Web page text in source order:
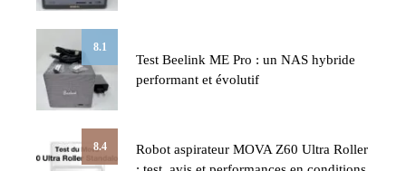
8.1
Test Beelink ME Pro : un NAS hybride
performant et évolutif
8.4
Robot aspirateur MOVA Z60 Ultra Roller